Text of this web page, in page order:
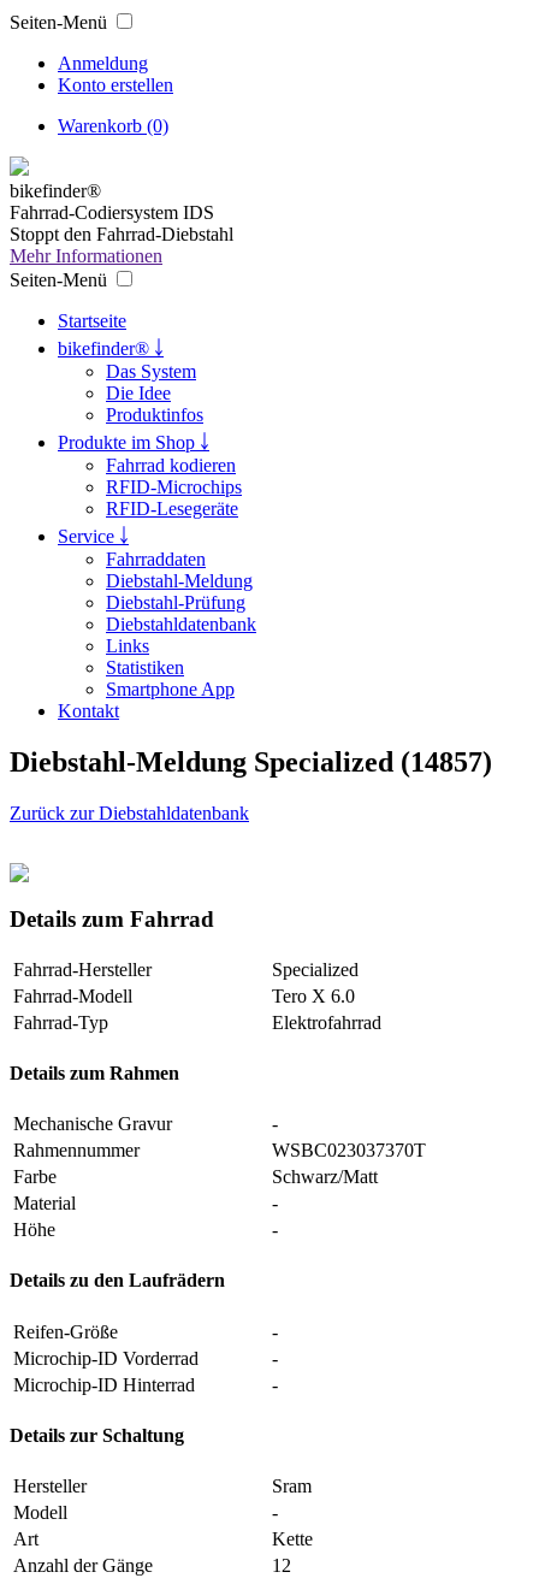
Seiten-Menü
Anmeldung
Konto erstellen
Warenkorb (0)
bikefinder®
Fahrrad-Codiersystem IDS
Stoppt den Fahrrad-Diebstahl
Mehr Informationen
Seiten-Menü
Startseite
bikefinder® ￬
Das System
Die Idee
Produktinfos
Produkte im Shop ￬
Fahrrad kodieren
RFID-Microchips
RFID-Lesegeräte
Service ￬
Fahrraddaten
Diebstahl-Meldung
Diebstahl-Prüfung
Diebstahldatenbank
Links
Statistiken
Smartphone App
Kontakt
Diebstahl-Meldung Specialized (14857)
Zurück zur Diebstahldatenbank
Details zum Fahrrad
Fahrrad-Hersteller
Specialized
Fahrrad-Modell
Tero X 6.0
Fahrrad-Typ
Elektrofahrrad
Details zum Rahmen
Mechanische Gravur
-
Rahmennummer
WSBC023037370T
Farbe
Schwarz/Matt
Material
-
Höhe
-
Details zu den Laufrädern
Reifen-Größe
-
Microchip-ID Vorderrad
-
Microchip-ID Hinterrad
-
Details zur Schaltung
Hersteller
Sram
Modell
-
Art
Kette
Anzahl der Gänge
12